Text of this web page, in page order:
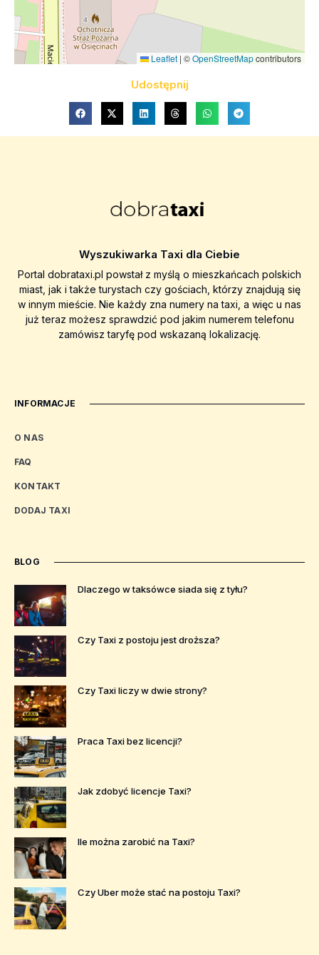
Leaflet | ©OpenStreetMapcontributors
Udostępnij
Wyszukiwarka Taxi dla Ciebie
Portal dobrataxi.pl powstał z myślą o mieszkańcach polskich
miast, jak i także turystach czy gościach, którzy znajdują się
w innym mieście. Nie każdy zna numery na taxi, a więc u nas
już teraz możesz sprawdzić pod jakim numerem telefonu
zamówisz taryfę pod wskazaną lokalizację.
INFORMACJE
O NAS
FAQ
KONTAKT
DODAJ TAXI
BLOG
Dlaczego w taksówce siada się z tyłu?
Czy Taxi z postoju jest droższa?
Czy Taxi liczy w dwie strony?
Praca Taxi bez licencji?
Jak zdobyć licencje Taxi?
Ile można zarobić na Taxi?
Czy Uber może stać na postoju Taxi?